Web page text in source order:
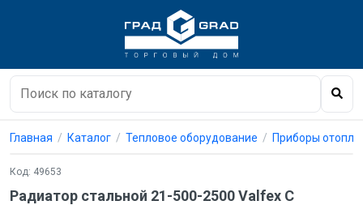
Главная Каталог Тепловое оборудование Приборы
Код: 49653
Радиатор стальной 21-500-2500 Valfex C